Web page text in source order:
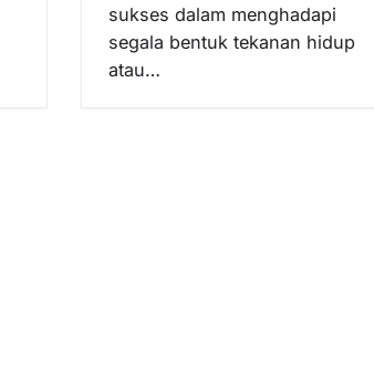
sukses dalam menghadapi
segala bentuk tekanan hidup
atau…